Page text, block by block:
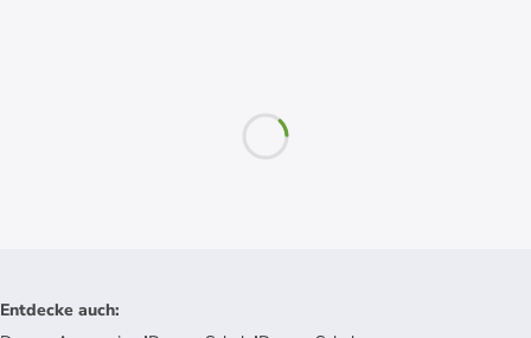
Entdecke auch: